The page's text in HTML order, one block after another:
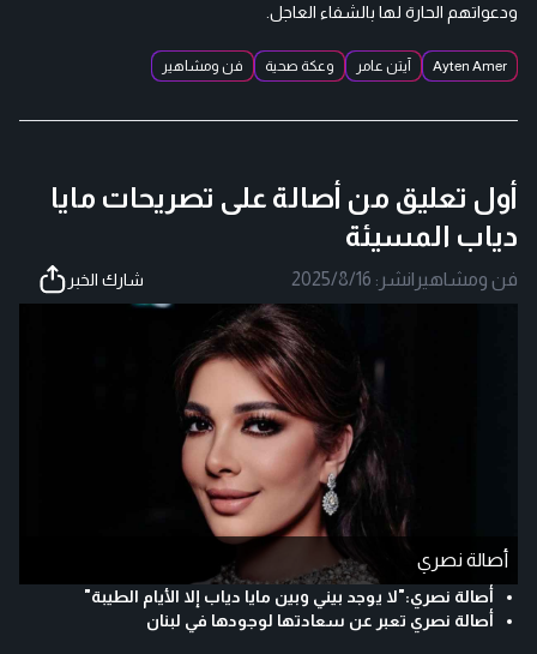
ودعواتهم الحارة لها بالشفاء العاجل.
Ayten Amer آيتن عامر وعكة صحية فن ومشاهير
أول تعليق من أصالة على تصريحات مايا
دياب المسيئة
فن ومشاهير |نشر: 2025/8/16 شارك الخبر
أصالة نصري
أصالة نصري:"لا يوجد بيني وبين مايا دياب إلا الأيام الطيبة"
أصالة نصري تعبر عن سعادتها لوجودها في لبنان